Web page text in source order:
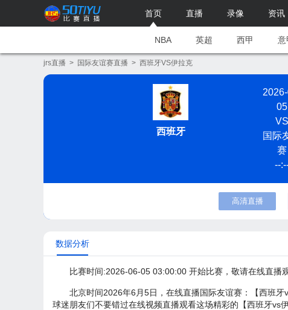
首页 直播 录像 资讯
NBA 英超 西甲 意
jrs直播 > 国际友谊赛直播 > 西班牙VS伊拉克
西班牙
05
VS
国际
赛
--
高清直播
数据分析
比赛时间:2026-06-05 03:00:00 开始比赛，敬请在线直播
北京时间2026年6月5日，在线直播国际友谊赛：【西班
球迷朋友们不要错过在线视频直播观看这场精彩的【西班牙vs